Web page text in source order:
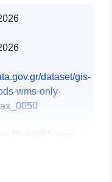
dataset/gis-
wms-only-
Περιβάλλοντος